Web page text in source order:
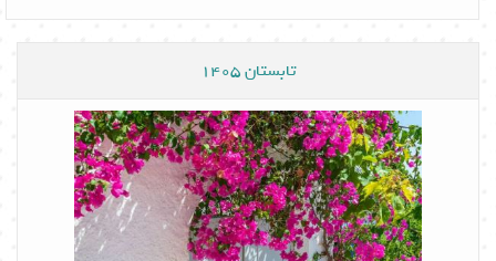
تابستان 1405